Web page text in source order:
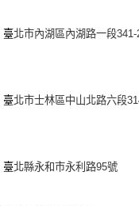
臺北市內湖區內湖路一段341-
臺北市士林區中山北路六段
臺北縣永和市永利路95號